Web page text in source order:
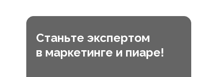
Станьте экспертом
в маркетинге и пиаре!